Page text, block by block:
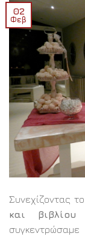
02
Φεβ
Συνεχίζοντας
και βιβλίου